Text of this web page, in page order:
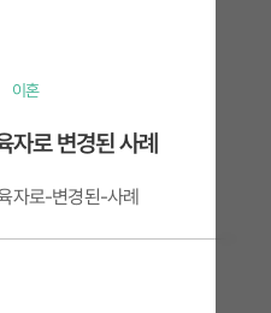
이혼
자로 변경된 사례
자로-변경된-사례